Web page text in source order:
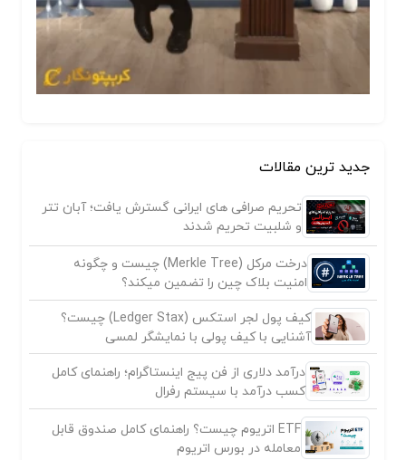
جدید ترین مقالات
تحریم صرافی های ایرانی گسترش یافت؛ آبان تتر
و شلبیت تحریم شدند
درخت مرکل (Merkle Tree) چیست و چگونه
امنیت بلاک چین را تضمین میکند؟
کیف پول لجر استکس (Ledger Stax) چیست؟
آشنایی با کیف پولی با نمایشگر لمسی
درآمد دلاری از فن پیج اینستاگرام؛ راهنمای کامل
کسب درآمد با سیستم رفرال
ETF اتریوم چیست؟ راهنمای کامل صندوق قابل
معامله در بورس اتریوم